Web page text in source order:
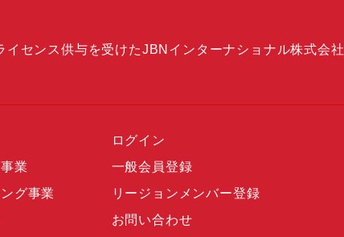
センス供与を受けたJBNインターナショナル株式会社
業
グ事業
ログイン
一般会員登録
リージョンメンバー登録
お問い合わせ